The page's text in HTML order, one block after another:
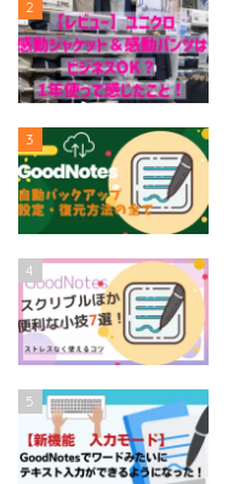
2
3
4
5